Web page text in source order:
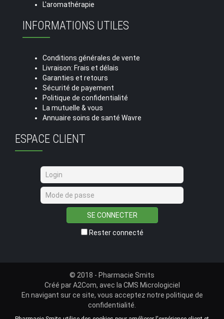
L'aromathérapie
INFORMATIONS UTILES
Conditions générales de vente
Livraison: Frais et délais
Garanties et retours
Sécurité de payement
Politique de confidentialité
La mutuelle & vous
Annuaire soins de santé Wavre
ESPACE CLIENT
SE CONNECTER
Rester connecté
© 2018 - Pharmacie Smits
Créé parA2Com, avec la CMS Micrologiciel
En navigant sur ce site, vous acceptez notre politique de
confidentialité